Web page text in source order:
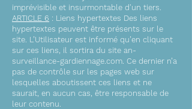
imprévisible et insurmontable d'un tiers.
ARTICLE 6 : Liens hypertextes Des liens
hypertextes peuvent être présents sur le
site. L’Utilisateur est informé qu’en cliquant
sur ces liens, il sortira du site an-
surveillance-gardiennage.com. Ce dernier n’a
pas de contrôle sur les pages web sur
lesquelles aboutissent ces liens et ne
saurait, en aucun cas, être responsable de
leur contenu.